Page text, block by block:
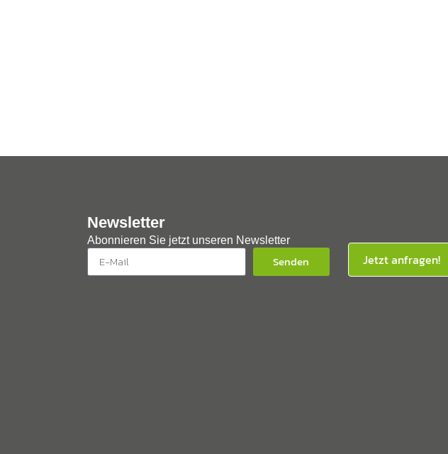
Jetzt anfragen!
Newsletter
Abonnieren Sie jetzt unseren Newsletter
Senden